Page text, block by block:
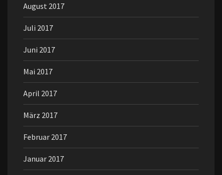
August 2017
Juli 2017
Juni 2017
Mai 2017
April 2017
März 2017
Februar 2017
Januar 2017